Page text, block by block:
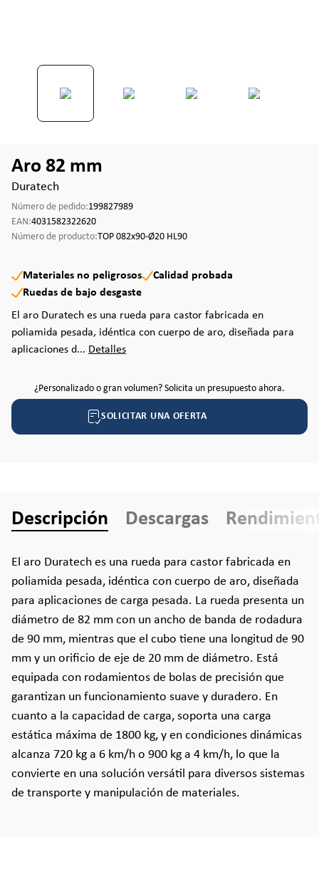
Aro 82 mm
Duratech
Número de pedido:199827989
EAN:4031582322620
Número de producto:TOP 082x90-Ø20 HL90
Materiales no peligrosos
Calidad probada
Ruedas de bajo desgaste
El aro Duratech es una rueda para castor fabricada en
poliamida pesada, idéntica con cuerpo de aro, diseñada para
aplicaciones d... Detalles
¿Personalizado o gran volumen? Solicita un presupuesto ahora.
SOLICITAR UNA OFERTA
Descripción Descargas
El aro Duratech es una rueda para castor fabricada en
poliamida pesada, idéntica con cuerpo de aro, diseñada
para aplicaciones de carga pesada. La rueda presenta un
diámetro de 82 mm con un ancho de banda de rodadura
de 90 mm, mientras que el cubo tiene una longitud de 90
mm y un orificio de eje de 20 mm de diámetro. Está
equipada con rodamientos de bolas de precisión que
garantizan un funcionamiento suave y duradero. En
cuanto a la capacidad de carga, soporta una carga
estática máxima de 1800 kg, y en condiciones dinámicas
alcanza 720 kg a 6 km/h o 900 kg a 4 km/h, lo que la
convierte en una solución versátil para diversos sistemas
de transporte y manipulación de materiales.